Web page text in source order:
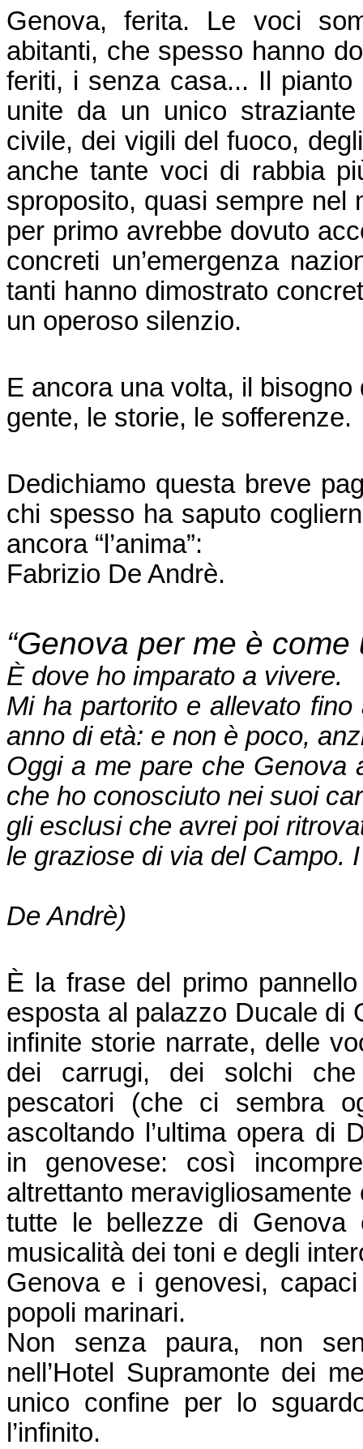
Genova, ferita. Le voci
abitanti, che spesso hanno
feriti, i senza casa... Il
unite da un unico
civile, dei vigili del fuoco,
anche tante voci di rabbia
sproposito, quasi sempre nel
per primo avrebbe dovuto
concreti un’emergenza
tanti hanno dimostrato
un operoso silenzio.
E ancora una volta, il bisogno
gente, le storie, le sofferenze.
Dedichiamo questa breve
chi spesso ha saputo
ancora “l’anima”:
Fabrizio De Andrè.
“Genova per me è
È dove ho imparato a vivere.
Mi ha partorito e allevato
anno di età: e non è poco,
Oggi a me pare che Genova
che ho conosciuto nei suoi
gli esclusi che avrei poi
le graziose di via del Campo.
De Andrè)
È la frase del primo
esposta al palazzo Ducale di
infinite storie narrate, delle
dei carrugi, dei solchi
pescatori (che ci sembra
ascoltando l’ultima opera di
in genovese: così
altrettanto
tutte le bellezze di
musicalità dei toni e degli
Genova e i genovesi,
popoli marinari.
Non senza paura, non
nell’Hotel Supramonte dei
unico confine per lo
l’infinito.